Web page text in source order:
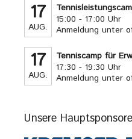
17
AUG.
15:00 - 17:00 Uhr
Anmeldung unter
17
AUG.
Tenniscamp für
17:30 - 19:30 Uhr
Anmeldung unter
Unsere